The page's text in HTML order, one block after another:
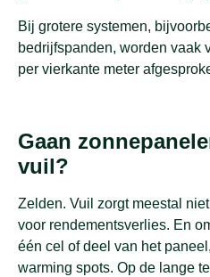
Bij grotere systemen,
bedrijfspanden, worden vaak
per vierkante meter
Gaan
vuil?
Zelden. Vuil zorgt meestal
voor rendementsverlies. En
één cel of deel van het
warming spots. Op de lange